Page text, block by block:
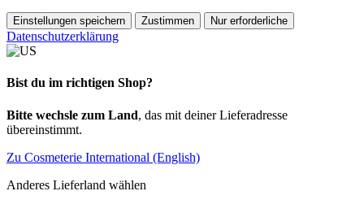
Einstellungen speichern Zustimmen Nur erforderliche
Datenschutzerklärung
Bist du im richtigen Shop?
Bitte wechsle zum Land, das mit deiner Lieferadresse
übereinstimmt.
Zu Cosmeterie International (English)
Anderes Lieferland wählen